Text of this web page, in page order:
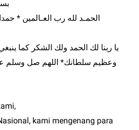
وعظيم سلطانك* اللهم صل وسلم
kami mengenang para